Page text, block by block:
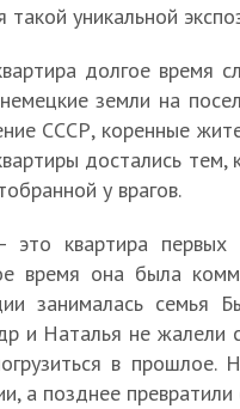
такой уникальной
долгое время
земли на
СССР, коренные
достались тем,
у врагов.
это квартира первых
время она была
занималась семья
и Наталья не жалели
в прошлое.
а позднее